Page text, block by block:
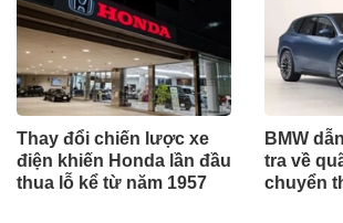
Thay đổi chiến lược xe
điện khiến Honda lần đầu
thua lỗ kể từ năm 1957
BMW
tra về
chuyển